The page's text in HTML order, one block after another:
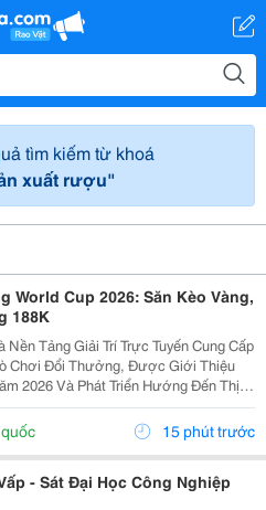
tìm kiếm từ khoá
xuất rượu"
World Cup 2026: Săn Kèo Vàng,
188K
Nền Tảng Giải Trí Trực Tuyến Cung Cấp
Chơi Đổi Thưởng, Được Giới Thiệu
2026 Và Phát Triển Hướng Đến Thị
Thông Tin Từ Nền Tảng, O8 Hoạt
Tiêu Chuẩn Áp Dụng Trong Lĩnh...
15 phút trước
- Sát Đại Học Công Nghiệp